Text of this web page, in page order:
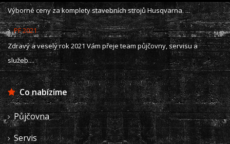
Výborné ceny za komplety stavebních strojů Husqvarna. ...
PF 2021
Zdravý a veselý rok 2021 Vám přeje team půjčovny, servisu a
služeb....
Co nabízíme
Půjčovna
Servis